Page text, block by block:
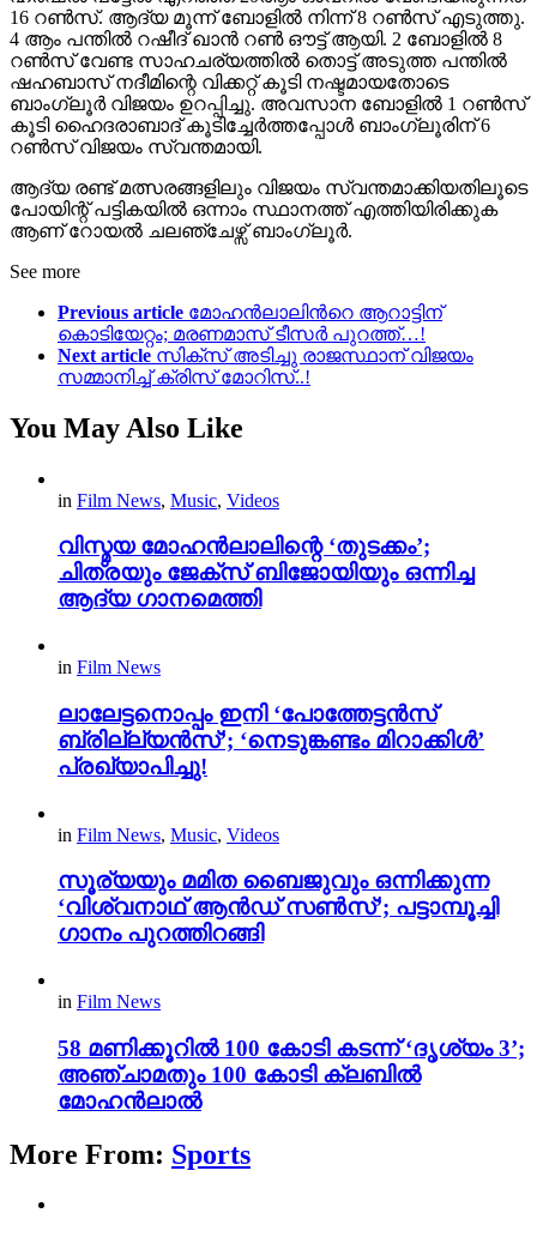
16 റൺസ്. ആദ്യ മൂന്ന് ബോളിൽ നിന്ന് 8 റൺസ് എടുത്തു.
4 ആം പന്തിൽ റഷീദ് ഖാൻ റൺ ഔട്ട് ആയി. 2 ബോളിൽ 8
റൺസ് വേണ്ട സാഹചര്യത്തിൽ തൊട്ട് അടുത്ത പന്തിൽ
ഷഹബാസ് നദീമിന്റെ വിക്കറ്റ് കൂടി നഷ്ടമായതോടെ
ബാംഗ്ലൂർ വിജയം ഉറപ്പിച്ചു. അവസാന ബോളിൽ 1 റൺസ്
കൂടി ഹൈദരാബാദ് കൂടിച്ചേർത്തപ്പോൾ ബാംഗ്ലൂരിന് 6
റൺസ് വിജയം സ്വന്തമായി.
ആദ്യ രണ്ട് മത്സരങ്ങളിലും വിജയം സ്വന്തമാക്കിയതിലൂടെ
പോയിന്റ് പട്ടികയിൽ ഒന്നാം സ്ഥാനത്ത് എത്തിയിരിക്കുക
ആണ് റോയൽ ചലഞ്ചേഴ്സ് ബാംഗ്ലൂർ.
See more
Previous article മോഹൻലാലിന്‍റെ ആറാട്ടിന്
കൊടിയേറ്റം; മരണമാസ് ടീസർ പുറത്ത്…!
Next article സിക്സ് അടിച്ചു രാജസ്ഥാന് വിജയം
സമ്മാനിച്ച്‌ ക്രിസ് മോറിസ്..!
You May Also Like
in Film News, Music, Videos
വിസ്മയ മോഹൻലാലിന്റെ ‘തുടക്കം’;
ചിത്രയും ജേക്സ് ബിജോയിയും ഒന്നിച്ച
ആദ്യ ഗാനമെത്തി
in Film News
ലാലേട്ടനൊപ്പം ഇനി ‘പോത്തേട്ടൻസ്
ബ്രില്ല്യൻസ്’; ‘നെടുങ്കണ്ടം മിറാക്കിൾ’
പ്രഖ്യാപിച്ചു!
in Film News, Music, Videos
സൂര്യയും മമിത ബൈജുവും ഒന്നിക്കുന്ന
‘വിശ്വനാഥ് ആൻഡ് സൺസ്’; പട്ടാമ്പൂച്ചി
ഗാനം പുറത്തിറങ്ങി
in Film News
58 മണിക്കൂറിൽ 100 കോടി കടന്ന് ‘ദൃശ്യം 3’;
അഞ്ചാമതും 100 കോടി ക്ലബിൽ
മോഹൻലാൽ
More From: Sports